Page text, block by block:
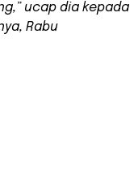
ucap dia kepada
Rabu